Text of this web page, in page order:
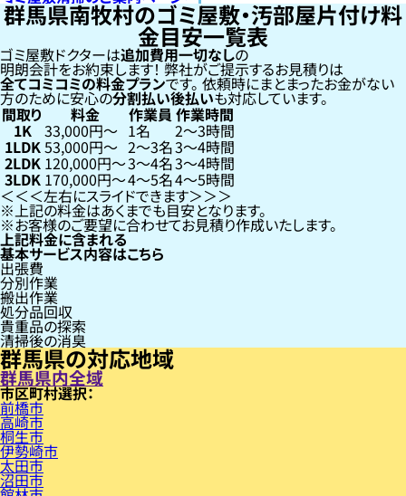
群馬県南牧村のゴミ屋敷・汚部屋片付け料
金目安一覧表
ゴミ屋敷ドクターは追加費用一切なしの
明朗会計をお約束します！弊社がご提示するお見積りは
全てコミコミの料金プランです。依頼時にまとまったお金がない
方のために安心の分割払い後払いも対応しています。
間取り 料金 作業員 作業時間
1K 33,000円〜 1名 2〜3時間
1LDK53,000円〜 2〜3名3〜4時間
2LDK 120,000円〜3〜4名3〜4時間
3LDK 170,000円〜4〜5名4〜5時間
左右にスライドできます
上記の料金はあくまでも目安となります。
お客様のご要望に合わせてお見積り作成いたします。
上記料金に含まれる
基本サービス内容はこちら
出張費
分別作業
搬出作業
処分品回収
貴重品の探索
清掃後の消臭
群馬県の対応地域
群馬県内全域
市区町村
前橋市
高崎市
桐生市
伊勢崎市
太田市
沼田市